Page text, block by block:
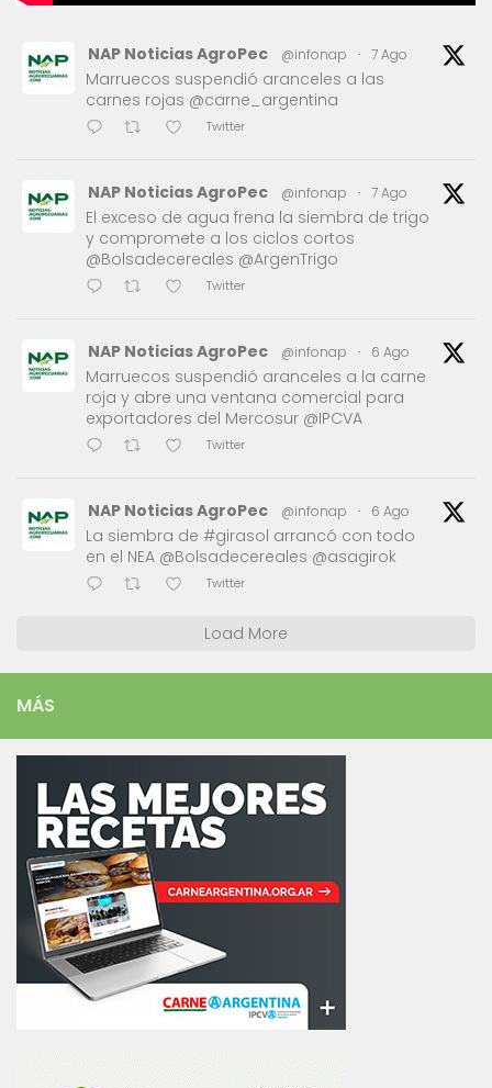
NAP Noticias AgroPec @infonap · 7 Ago
Marruecos suspendió aranceles a las
carnes rojas @carne_argentina
Twitter
NAP Noticias AgroPec @infonap · 7 Ago
El exceso de agua frena la siembra de trigo
y compromete a los ciclos cortos
@Bolsadecereales @ArgenTrigo
Twitter
NAP Noticias AgroPec @infonap · 6 Ago
Marruecos suspendió aranceles a la carne
roja y abre una ventana comercial para
exportadores del Mercosur @IPCVA
Twitter
NAP Noticias AgroPec @infonap · 6 Ago
La siembra de #girasol arrancó con todo
en el NEA @Bolsadecereales @asagirok
Twitter
Load More
MÁS